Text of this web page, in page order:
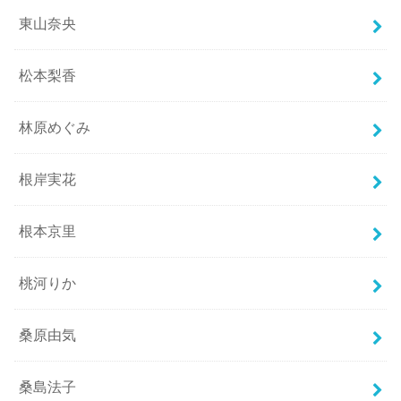
東山奈央
松本梨香
林原めぐみ
根岸実花
根本京里
桃河りか
桑原由気
桑島法子